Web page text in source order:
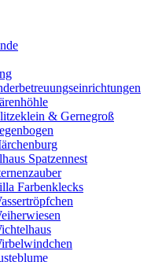
& Gernegroß
Spatzennest
Farbenklecks